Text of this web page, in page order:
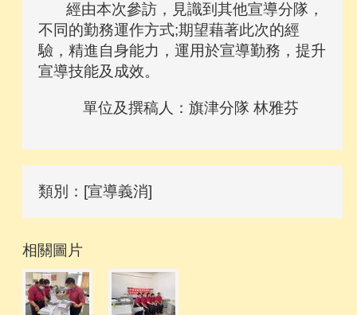
經由本次參訪，見識到其他宣導分隊，
不同的勤務運作方式;期望藉著此次的經
驗，精進自身能力，運用於宣導勤務，提升
宣導技能及成效。
單位及撰稿人：旗津分隊 林雅芬
類別：[宣導義消]
相關圖片